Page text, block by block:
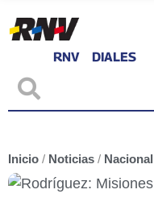
RNV DIALES
Inicio / Noticias / Nacional